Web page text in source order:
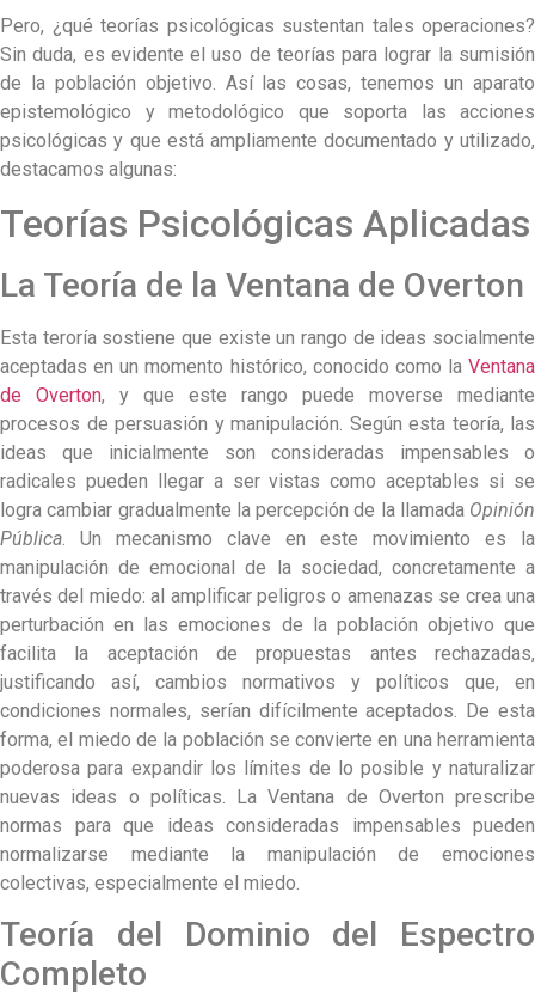
Pero, ¿qué teorías psicológicas sustentan tales operaciones?
Sin duda, es evidente el uso de teorías para lograr la sumisión
de la población objetivo. Así las cosas, tenemos un aparato
epistemológico y metodológico que soporta las acciones
psicológicas y que está ampliamente documentado y utilizado,
destacamos algunas:
Teorías Psicológicas Aplicadas
La Teoría de la Ventana de Overton
Esta teroría sostiene que existe un rango de ideas socialmente
aceptadas en un momento histórico, conocido como la Ventana
de Overton, y que este rango puede moverse mediante
procesos de persuasión y manipulación. Según esta teoría, las
ideas que inicialmente son consideradas impensables o
radicales pueden llegar a ser vistas como aceptables si se
logra cambiar gradualmente la percepción de la llamada Opinión
Pública. Un mecanismo clave en este movimiento es la
manipulación de emocional de la sociedad, concretamente a
través del miedo: al amplificar peligros o amenazas se crea una
perturbación en las emociones de la población objetivo que
facilita la aceptación de propuestas antes rechazadas,
justificando así, cambios normativos y políticos que, en
condiciones normales, serían difícilmente aceptados. De esta
forma, el miedo de la población se convierte en una herramienta
poderosa para expandir los límites de lo posible y naturalizar
nuevas ideas o políticas. La Ventana de Overton prescribe
normas para que ideas consideradas impensables pueden
normalizarse mediante la manipulación de emociones
colectivas, especialmente el miedo.
Teoría del Dominio del Espectro
Completo